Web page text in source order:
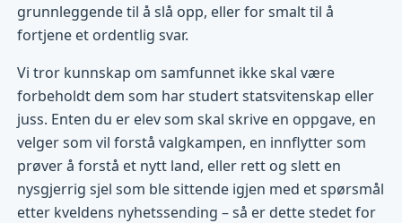
grunnleggende til å slå opp, eller for smalt til å
fortjene et ordentlig svar.
Vi tror kunnskap om samfunnet ikke skal være
forbeholdt dem som har studert statsvitenskap eller
juss. Enten du er elev som skal skrive en oppgave, en
velger som vil forstå valgkampen, en innflytter som
prøver å forstå et nytt land, eller rett og slett en
nysgjerrig sjel som ble sittende igjen med et spørsmål
etter kveldens nyhetssending – så er dette stedet for